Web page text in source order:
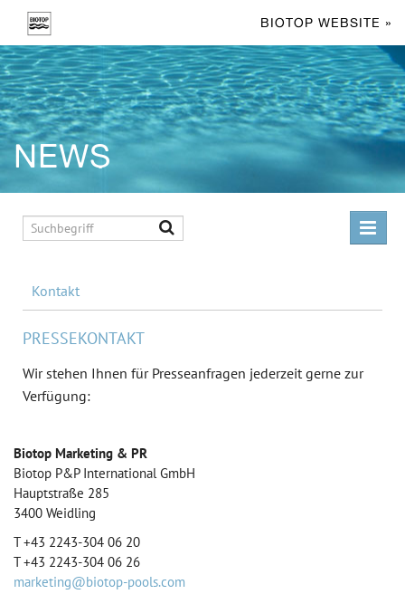
NEWS
BIOTOP WEBSITE »
KONTAKT
Kontakt
PRESSEKONTAKT
Wir stehen Ihnen für Presseanfragen jederzeit gerne zur
Verfügung:
Biotop Marketing & PR
Biotop P&P International GmbH
Hauptstraße 285
3400 Weidling
T +43 2243-304 06 20
T +43 2243-304 06 26
marketing@biotop-pools.com